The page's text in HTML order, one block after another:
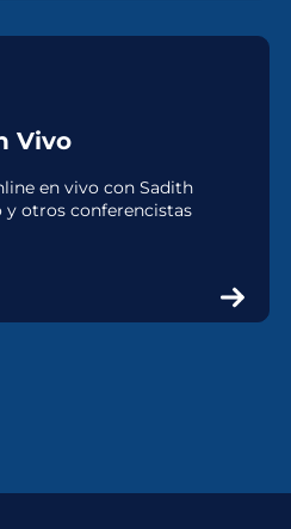
Vivo
en vivo con Sadith
y otros conferencistas